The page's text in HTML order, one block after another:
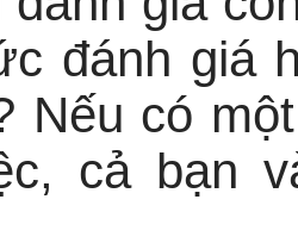
đánh giá
Nếu có
cả bạn